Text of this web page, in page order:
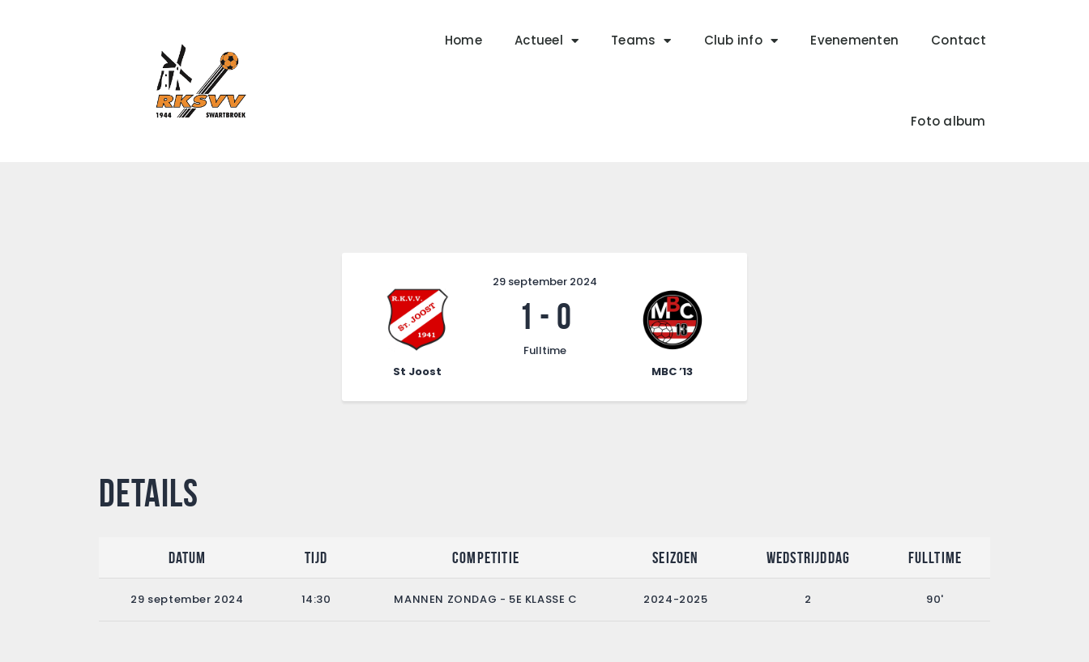
Home Actueel Teams Club info Evenementen Contact
Foto album
Actueel
St Joost MBC ’13
29 september 2024
1 - 0
Fulltime
Details
Datum Tijd Competitie Seizoen Wedstrijddag Fulltime
29 september 2024 14:30 MANNEN ZONDAG - 5E KLASSE C 2024-2025 2 90'